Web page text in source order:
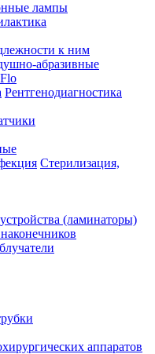
лампы
к ним
абразивные
Рентгенодиагностика
Стерилизация,
(ламинаторы)
аппаратов